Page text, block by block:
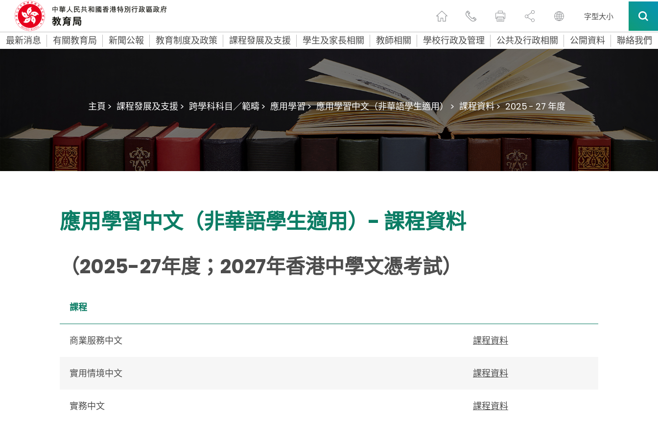
字型大小
最新消息 有關教育局 新聞公報 教育制度及政策 課程發展及支援 學生及家長相關 教師相關 學校行政及管理 公共及行政相關 公開資料 聯絡我們
主頁 > 課程發展及支援 > 跨學科科目／範疇 > 應用學習 > 應用學習中文（非華語學生適用） > 課程資料 > 2025 - 27 年度
應用學習中文（非華語學生適用）- 課程資料
（2025-27年度；2027年香港中學文憑考試）
課程
商業服務中文 課程資料
實用情境中文 課程資料
實務中文 課程資料